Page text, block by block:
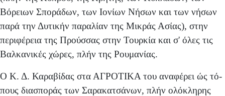
Βόρειων Σποράδων, των Ιονίων Νήσων και των νήσων
παρά την Δυτικήν παραλίαν της Μικράς Ασίας), στην
περιφέρεια της Προύσσας στην Τουρκία και σ' όλες τις
Βαλκανικές χώρες, πλήν της Ρουμανίας.
Ο Κ. Δ. Καραβίδας στα ΑΓΡΟΤΙΚΑ του αναφέρει ώς τό­
πους διασποράς των Σαρακατσάνων, πλήν ολόκληρης